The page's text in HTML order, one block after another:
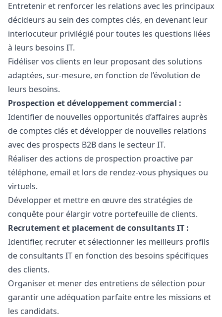
Entretenir et renforcer les relations avec les principaux
décideurs au sein des comptes clés, en devenant leur
interlocuteur privilégié pour toutes les questions liées
à leurs besoins IT.
Fidéliser vos clients en leur proposant des solutions
adaptées, sur-mesure, en fonction de l’évolution de
leurs besoins.
Prospection et développement commercial :
Identifier de nouvelles opportunités d’affaires auprès
de comptes clés et développer de nouvelles relations
avec des prospects B2B dans le secteur IT.
Réaliser des actions de prospection proactive par
téléphone, email et lors de rendez-vous physiques ou
virtuels.
Développer et mettre en œuvre des stratégies de
conquête pour élargir votre portefeuille de clients.
Recrutement et placement de consultants IT :
Identifier, recruter et sélectionner les meilleurs profils
de consultants IT en fonction des besoins spécifiques
des clients.
Organiser et mener des entretiens de sélection pour
garantir une adéquation parfaite entre les missions et
les candidats.